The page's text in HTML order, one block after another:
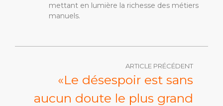
mettant en lumière la richesse des métiers
manuels.
ARTICLE PRÉCÉDENT
«Le désespoir est sans
aucun doute le plus grand